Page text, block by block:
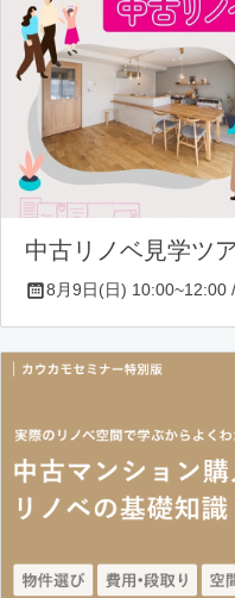
中古リノベ見学ツ
8月9日(日) 10:00~12:00